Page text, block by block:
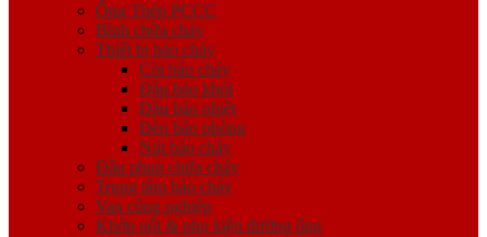
Ống Thép PCCC
Bình chữa cháy
Thiết bị báo cháy
Còi báo cháy
Đầu báo khói
Đầu báo nhiệt
Đèn báo phòng
Nút báo cháy
Đầu phun chữa cháy
Trung tâm báo cháy
Van công nghiệp
Khớp nối & phụ kiện đường ống